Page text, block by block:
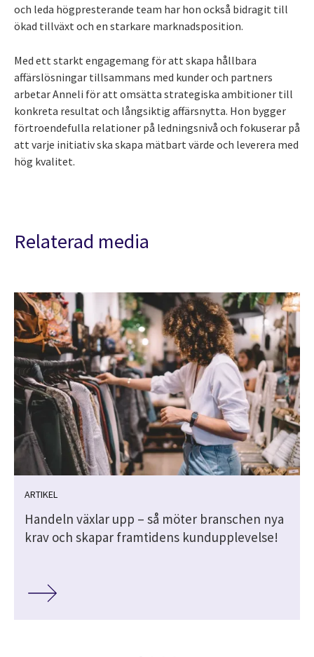
och leda högpresterande team har hon också bidragit till
ökad tillväxt och en starkare marknadsposition.
Med ett starkt engagemang för att skapa hållbara
affärslösningar tillsammans med kunder och partners
arbetar Anneli för att omsätta strategiska ambitioner till
konkreta resultat och långsiktig affärsnytta. Hon bygger
förtroendefulla relationer på ledningsnivå och fokuserar på
att varje initiativ ska skapa mätbart värde och leverera med
hög kvalitet.
Relaterad media
ARTIKEL
Handeln växlar upp – så möter branschen nya
krav och skapar framtidens kundupplevelse!